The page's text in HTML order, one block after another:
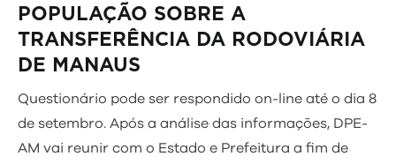
POPULAÇÃO SOBRE A
TRANSFERÊNCIA DA RODOVIÁRIA
DE MANAUS
Questionário pode ser respondido on-line até o dia 8
de setembro. Após a análise das informações, DPE-
AM vai reunir com o Estado e Prefeitura a fim de